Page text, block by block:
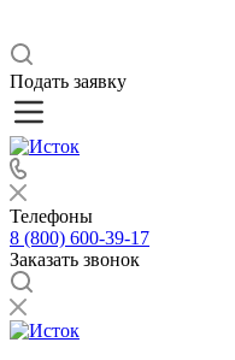
Подать заявку
Телефоны
8 (800) 600-39-17
Заказать звонок